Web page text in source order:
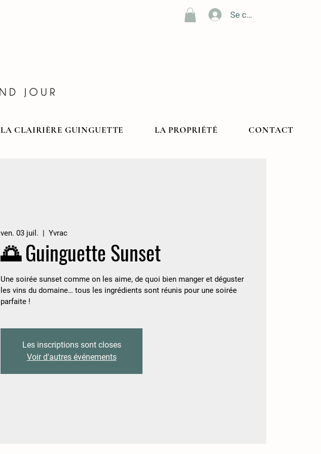
Se connecter
LA CLAIRIÈRE GUINGUETTE LA PROPRIÉTÉ CONTACT
ven. 03 juil.
  |
Yvrac
🌅 Guinguette Sunset
Une soirée sunset comme on les aime, de quoi bien manger et déguster
les vins du domaine… tous les ingrédients sont réunis pour une soirée
parfaite !
Les inscriptions sont closes
Voir d'autres événements